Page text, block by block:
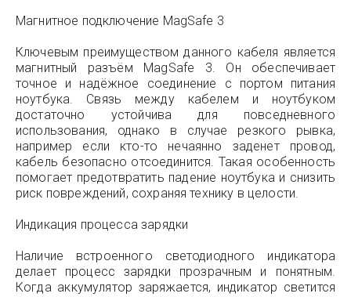
Магнитное подключение MagSafe 3
Ключевым преимуществом данного кабеля является
магнитный разъём MagSafe 3. Он обеспечивает
точное и надёжное соединение с портом питания
ноутбука. Связь между кабелем и ноутбуком
достаточно устойчива для повседневного
использования, однако в случае резкого рывка,
например если кто-то нечаянно заденет провод,
кабель безопасно отсоединится. Такая особенность
помогает предотвратить падение ноутбука и снизить
риск повреждений, сохраняя технику в целости.
Индикация процесса зарядки
Наличие встроенного светодиодного индикатора
делает процесс зарядки прозрачным и понятным.
Когда аккумулятор заряжается, индикатор светится